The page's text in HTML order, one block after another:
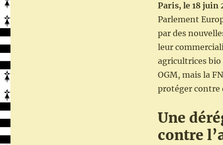
Paris,le 18 juin
Parlement
par des
leur
agricultrices
OGM, mais la
protéger contre
Une
contre
communiqué